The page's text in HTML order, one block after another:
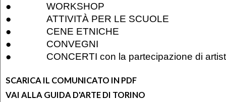
● WORKSHOP
● ATTIVITÀ PER LE SCUOLE
● CENE ETNICHE
● CONVEGNI
● CONCERTI con la partecipazione di artisti
SCARICA IL COMUNICATO IN PDF
VAI ALLA GUIDA D'ARTE DI TORINO